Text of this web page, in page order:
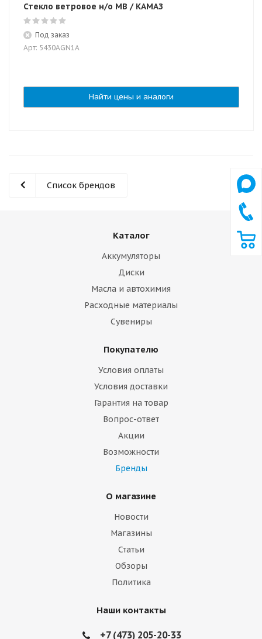
Стекло ветровое н/о МВ / КАМАЗ
Под заказ
Арт: 5430AGN1A
Найти цены и аналоги
Список брендов
Каталог
Аккумуляторы
Диски
Масла и автохимия
Расходные материалы
Сувениры
Покупателю
Условия оплаты
Условия доставки
Гарантия на товар
Вопрос-ответ
Акции
Возможности
Бренды
О магазине
Новости
Магазины
Статьи
Обзоры
Политика
Наши контакты
+7 (473) 205-20-33